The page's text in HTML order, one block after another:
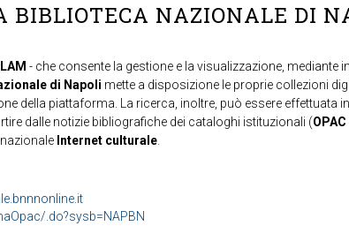
BIBLIOTECA NAZIONALE DI
- che consente la gestione e la visualizzazione,
di Napoli mette a disposizione le proprie collezioni
della piattaforma. La ricerca, inoltre, può essere effettuata
dalle notizie bibliografiche dei cataloghi istituzionali (
Internet culturale.
.do?sysb=NAPBN